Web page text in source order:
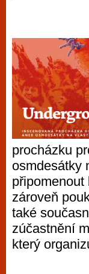
procházku
osmdesátky
zároveň
také
zúčastnění
který